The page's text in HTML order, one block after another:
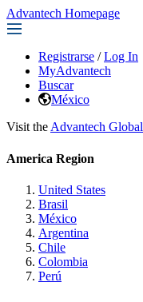
Advantech Homepage
Registrarse / Log In
MyAdvantech
Buscar
México
Visit the Advantech
America Region
United States
Brasil
México
Argentina
Chile
Colombia
Perú